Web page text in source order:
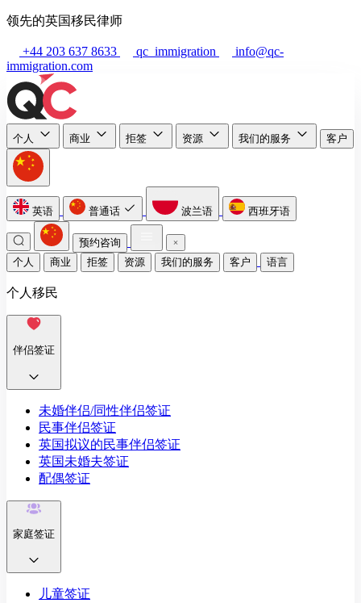
领先的英国移民律师
+44 203 637 8633 qc_immigration
info@qc-
immigration.com
个人 商业 拒签 资源 我们的服务 客户
英语 普通话 波兰语 西班牙语
预约咨询
个人
商业 拒签 资源 我们的服务 客户 语言
个人移民
伴侣签证
未婚伴侣/同性伴侣签证
民事伴侣签证
英国拟议的民事伴侣签证
英国未婚夫签证
配偶签证
家庭签证
儿童签证